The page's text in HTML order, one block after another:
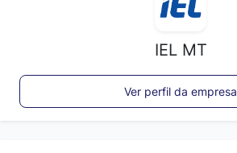
IEL MT
Ver perfil da empresa